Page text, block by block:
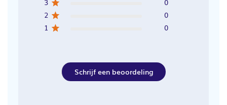
3
0
2
0
1
0
Schrijf een beoordeling